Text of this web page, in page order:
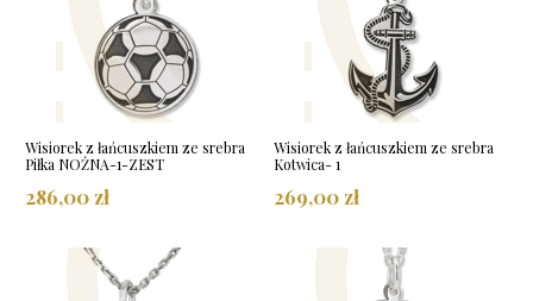
Wisiorek z łańcuszkiem ze srebra
Piłka NOŻNA-1-ZEST
286,00 zł
Wisiorek z łańcuszkiem ze srebra
Kotwica- 1
269,00 zł